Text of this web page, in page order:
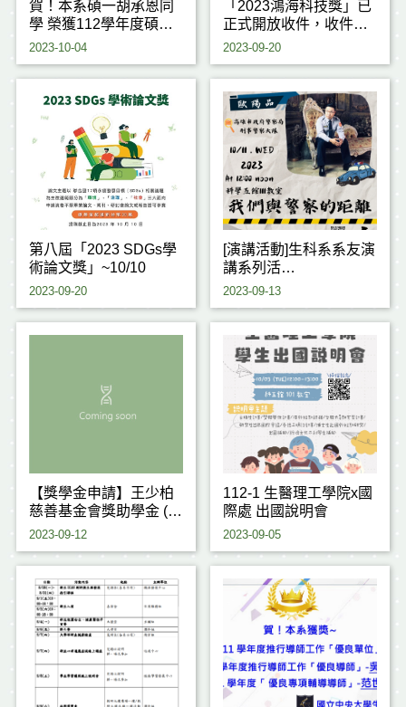
賀！本系碩一胡承恩同
學 榮獲112學年度碩士
班入學獎學金3萬元
2023-10-04
「2023鴻海科技獎」已
正式開放收件，收件期
間至9/30止
2023-09-20
第八屆「2023 SDGs學
術論文獎」~10/10
2023-09-20
[演講活動]生科系系友演
講系列活
動-112/10/11(三) 12:00
2023-09-13
【獎學金申請】王少柏
慈善基金會獎助學金 (大
學部截止：
2023-09-12
112-1 生醫理工學院x國
際處 出國說明會
2023-09-05